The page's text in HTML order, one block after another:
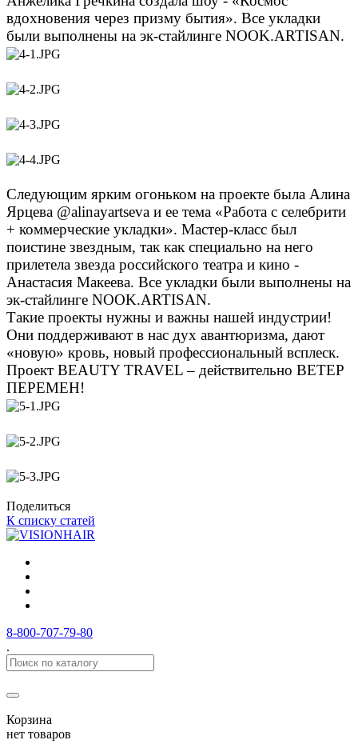
вдохновения через призму бытия». Все укладки
были выполнены на эк-стайлинге NOOK.ARTISAN.
Следующим ярким огоньком на проекте была Алина
Ярцева @alinayartseva и ее тема «Работа с селебрити
+ коммерческие укладки». Мастер-класс был
поистине звездным, так как специально на него
прилетела звезда российского театра и кино -
Анастасия Макеева. Все укладки были выполнены на
эк-стайлинге NOOK.ARTISAN.
Такие проекты нужны и важны нашей индустрии!
Они поддерживают в нас дух авантюризма, дают
«новую» кровь, новый профессиональный всплеск.
Проект BEAUTY TRAVEL – действительно ВЕТЕР
ПЕРЕМЕН!
Поделиться
К списку статей
8-800-707-79-80
.
Корзина
нет товаров